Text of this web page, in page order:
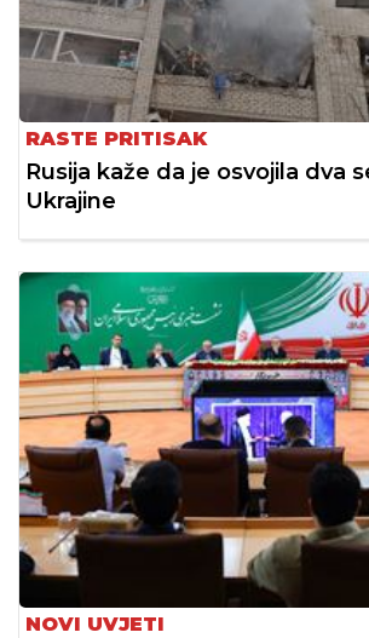
RASTE PRITISAK
Rusija kaže da je osvojila dva
Ukrajine
NOVI UVJETI